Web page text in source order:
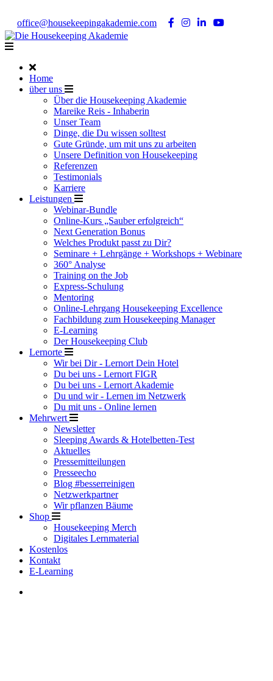
office@housekeepingakademie.com
Home
über uns
Über die Housekeeping Akademie
Mareike Reis - Inhaberin
Unser Team
Dinge, die Du wissen solltest
Gute Gründe, um mit uns zu arbeiten
Unsere Definition von Housekeeping
Referenzen
Testimonials
Karriere
Leistungen
Webinar-Bundle
Online-Kurs „Sauber erfolgreich“
Next Generation Bonus
Welches Produkt passt zu Dir?
Seminare + Lehrgänge + Workshops + Webinare
360° Analyse
Training on the Job
Express-Schulung
Mentoring
Online-Lehrgang Housekeeping Excellence
Fachbildung zum Housekeeping Manager
E-Learning
Der Housekeeping Club
Lernorte
Wir bei Dir - Lernort Dein Hotel
Du bei uns - Lernort FIGR
Du bei uns - Lernort Akademie
Du und wir - Lernen im Netzwerk
Du mit uns - Online lernen
Mehrwert
Newsletter
Sleeping Awards & Hotelbetten-Test
Aktuelles
Pressemitteilungen
Presseecho
Blog #besserreinigen
Netzwerkpartner
Wir pflanzen Bäume
Shop
Housekeeping Merch
Digitales Lernmaterial
Kostenlos
Kontakt
E-Learning